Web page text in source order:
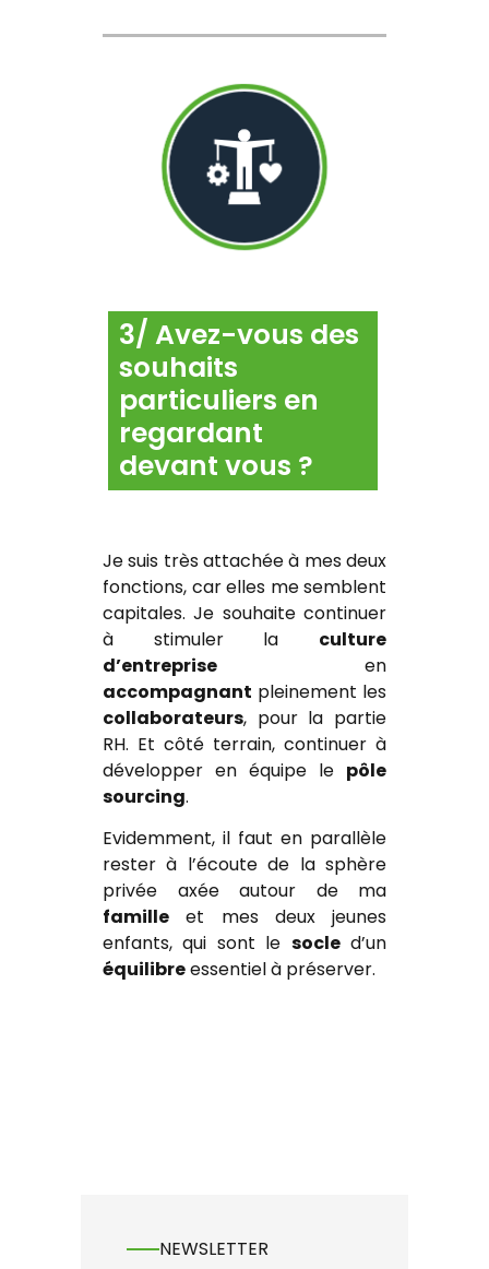
3/ Avez-vous des
souhaits
particuliers en
regardant
devant vous ?
Je suis très attachée à mes deux
fonctions, car elles me semblent
capitales. Je souhaite continuer
à stimuler la culture
d’entreprise en
accompagnant pleinement les
collaborateurs, pour la partie
RH. Et côté terrain, continuer à
développer en équipe le pôle
sourcing.
Evidemment, il faut en parallèle
rester à l’écoute de la sphère
privée axée autour de ma
famille et mes deux jeunes
enfants, qui sont le socled’un
équilibreessentiel à préserver.
NEWSLETTER